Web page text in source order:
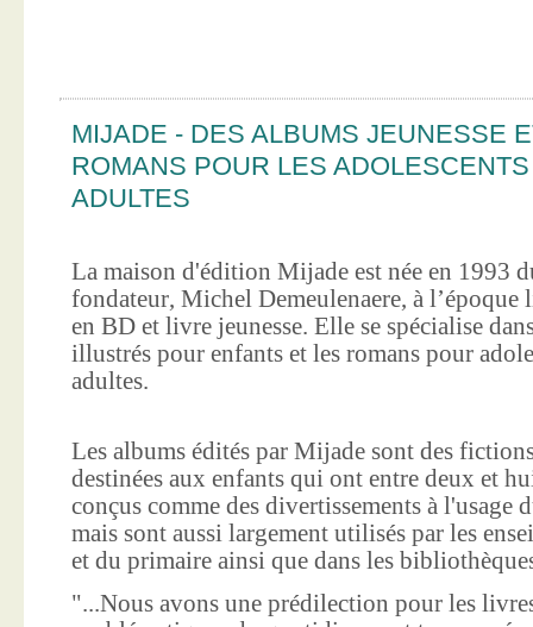
MIJADE - DES ALBUMS JEUNESSE
ROMANS POUR LES
ADULTES
La maison d'édition Mijade est née en 1993
fondateur, Michel Demeulenaere, à l’époque
en BD et livre jeunesse. Elle se spécialise
illustrés pour enfants et les romans pour
adultes.
Les albums édités par Mijade sont des
destinées aux enfants qui ont entre deux et
conçus comme des divertissements à
mais sont aussi largement utilisés par les
et du primaire ainsi que dans les
"...Nous avons une prédilection pour les